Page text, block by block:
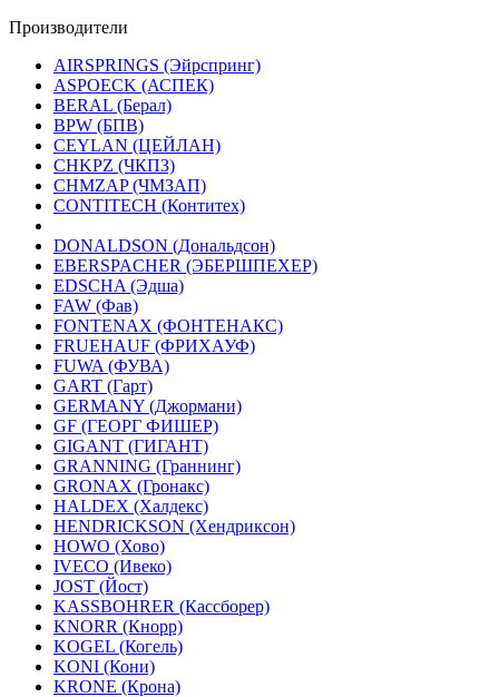
Производители
AIRSPRINGS (Эйрспринг)
ASPOECK (АСПЕК)
BERAL (Берал)
BPW (БПВ)
CEYLAN (ЦЕЙЛАН)
CHKPZ (ЧКПЗ)
CHMZAP (ЧМЗАП)
CONTITECH (Контитех)
DONALDSON (Дональдсон)
EBERSPACHER (ЭБЕРШПЕХЕР)
EDSCHA (Эдша)
FAW (Фав)
FONTENAX (ФОНТЕНАКС)
FRUEHAUF (ФРИХАУФ)
FUWA (ФУВА)
GART (Гарт)
GERMANY (Джормани)
GF (ГЕОРГ ФИШЕР)
GIGANT (ГИГАНТ)
GRANNING (Граннинг)
GRONAX (Гронакс)
HALDEX (Халдекс)
HENDRICKSON (Хендриксон)
HOWO (Хово)
IVECO (Ивеко)
JOST (Йост)
KASSBOHRER (Касcборер)
KNORR (Кнорр)
KOGEL (Когель)
KONI (Кони)
KRONE (Крона)